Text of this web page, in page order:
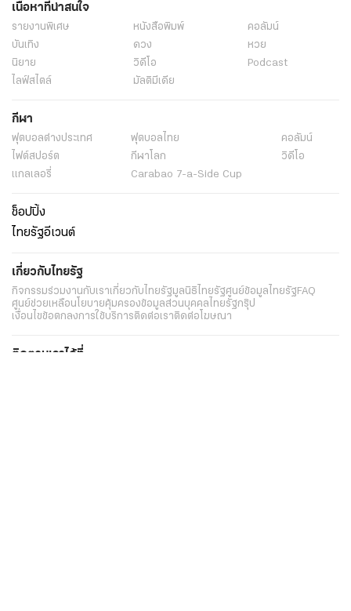
เนื้อหาที่น่าสนใจ
รายงานพิเศษ หนังสือพิมพ์
คอลัมน์
บันเทิง
ดวง
หวย
นิยาย
วิดีโอ
Podcast
ไลฟ์สไตล์
มัลติมีเดีย
กีฬา
ฟุตบอลต่่างประเทศ ฟุตบอลไทย
คอลัมน์
ไฟต์สปอร์ต
กีฬาโลก
วิดีโอ
แกลเลอรี่
Carabao 7-a-Side Cup
ช็อปปิ้ง
ไทยรัฐอีเวนต์
เกี่ยวกับไทยรัฐ
กิจกรรมร่วมงานกับเราเกี่ยวกับไทยรัฐมูลนิธิไทยรัฐศูนย์ข้อมูลไทยรัฐFAQ
ศูนย์ช่วยเหลือนโยบายคุ้มครองข้อมูลส่วนบุคคลไทยรัฐกรุ๊ป
เงื่อนไขข้อตกลงการใช้บริการติดต่อเราติดต่อโฆษณา
ติดตามเราได้ที่